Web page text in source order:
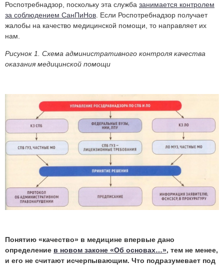
Роспотребнадзор, поскольку эта служба занимается контролем
за соблюдением СанПиНов . Если Роспотребнадзор получает
жалобы на качество медицинской помощи, то направляет их
нам.
Рисунок 1. Схема административного контроля качества
оказания медицинской помощи
Понятию «качество» в медицине впервые дано
определение в новом законе «Об основах…», тем не менее,
и его не считают исчерпывающим. Что подразумевает под